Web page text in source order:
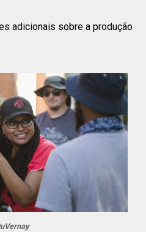
adicionais sobre a produção